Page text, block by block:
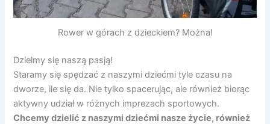
Rower w górach z dzieckiem? Można!
Dzielmy się naszą pasją!
Staramy się spędzać z naszymi dziećmi tyle czasu na
dworze, ile się da. Nie tylko spacerując, ale również biorąc
aktywny udział w różnych imprezach sportowych.
Chcemy dzielić z naszymi dziećmi nasze życie, również